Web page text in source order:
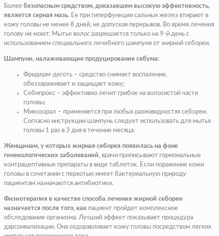
Более безопасным средством, доказавшем высокую эффективность,
является серная мазь. Ее при гиперфункции сальных желез втирают в
кожу головы не менее 8 дней, не допуская перерывов. Во время лечения
голову не моют. Мытье волос разрешается только на 9-й день с
использованием специального лечебного шампуня от жирной себореи.
Шампуни, налаживающие продуцирование себума:
Фридерм-деготь – средство снимает воспаление,
обеззараживает и защищает кожу;
Себипрокс – эффективно лечит грибок на волосистой части
головы;
Микозорал – применяется при любых разновидностях себореи.
Согласно инструкции шампунь следует использовать для мытья
головы 1 раз в 3 дня в течение месяца.
Женщинам, у которых жирная себорея появилась на фоне
гинекологических заболеваний, врачи прописывают гормональные
контрацептивные препараты в виде таблеток. Если поражение кожи
головы в сочетании с перхотью имеет бактериальную природу
пациентам назначаются антибиотики.
Физиотерапия в качестве способа лечения жирной себореи
назначается после того, как пациент пройдет комплексное
обследование организма. Лучший эффект показывает процедура
дарсонвализации. Она оздоравливает кожу головы посредством легких